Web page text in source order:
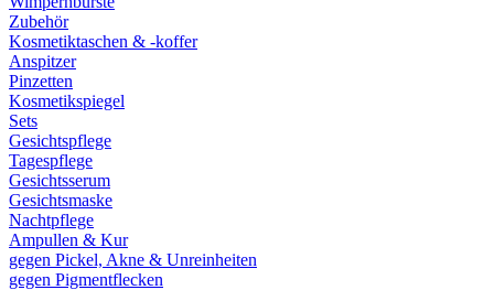
Zubehör
Kosmetiktaschen & -koffer
Anspitzer
Pinzetten
Kosmetikspiegel
Sets
Gesichtspflege
Tagespflege
Gesichtsserum
Gesichtsmaske
Nachtpflege
Ampullen & Kur
gegen Pickel, Akne & Unreinheiten
gegen Pigmentflecken